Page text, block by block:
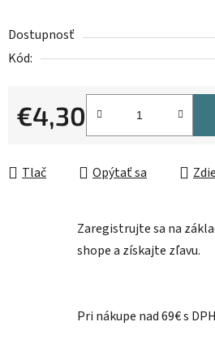
Dostupnosť
Kód:
€4,30
Jednotková cena:
Tlač Opýtať sa
Zaregistrujte sa na
shope a získajte zľavu.
Pri nákupe nad 69€ s